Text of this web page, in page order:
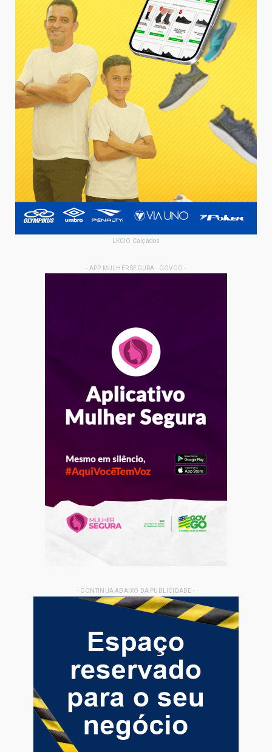
LKCIO Calçados
- APP MULHER SEGURA - GOVGO -
- CONTINUA ABAIXO DA PUBLICIDADE -